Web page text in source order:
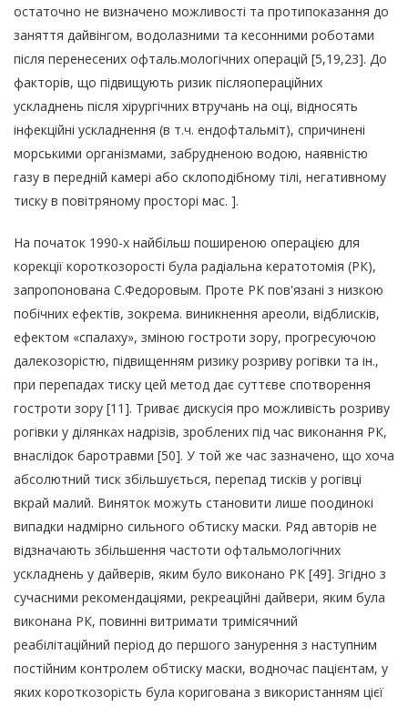
остаточно не визначено можливості та протипоказання до
заняття дайвінгом, водолазними та кесонними роботами
після перенесених офталь.мологічних операцій [5,19,23]. До
факторів, що підвищують ризик післяопераційних
ускладнень після хірургічних втручань на оці, відносять
інфекційні ускладнення (в т.ч. ендофтальміт), спричинені
морськими організмами, забрудненою водою, наявністю
газу в передній камері або склоподібному тілі, негативному
тиску в повітряному просторі мас. ].
На початок 1990-х найбільш поширеною операцією для
корекції короткозорості була радіальна кератотомія (РК),
запропонована С.Федоровым. Проте РК пов'язані з низкою
побічних ефектів, зокрема. виникнення ареоли, відблисків,
ефектом «спалаху», зміною гостроти зору, прогресуючою
далекозорістю, підвищенням ризику розриву рогівки та ін.,
при перепадах тиску цей метод дає суттєве спотворення
гостроти зору [11]. Триває дискусія про можливість розриву
рогівки у ділянках надрізів, зроблених під час виконання РК,
внаслідок баротравми [50]. У той же час зазначено, що хоча
абсолютний тиск збільшується, перепад тисків у рогівці
вкрай малий. Виняток можуть становити лише поодинокі
випадки надмірно сильного обтиску маски. Ряд авторів не
відзначають збільшення частоти офтальмологічних
ускладнень у дайверів, яким було виконано РК [49]. Згідно з
сучасними рекомендаціями, рекреаційні дайвери, яким була
виконана РК, повинні витримати тримісячний
реабілітаційний період до першого занурення з наступним
постійним контролем обтиску маски, водночас пацієнтам, у
яких короткозорість була коригована з використанням цієї